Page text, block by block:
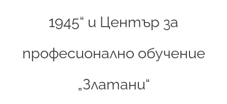
1945“ и Център за
професионално обучение
„Златани“